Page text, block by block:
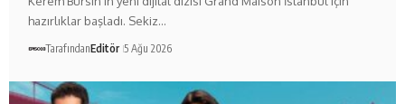
hazırlıklar başladı. Sekiz…
TarafındanEditör 5 Ağu 2026